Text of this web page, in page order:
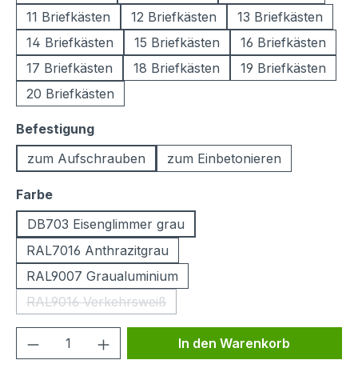
11 Briefkästen
12 Briefkästen
13 Briefkästen
14 Briefkästen
15 Briefkästen
16 Briefkästen
17 Briefkästen
18 Briefkästen
19 Briefkästen
20 Briefkästen
Befestigungauswählen
zum Aufschrauben
zum Einbetonieren
Farbeauswählen
DB703 Eisenglimmer grau
RAL7016 Anthrazitgrau
RAL9007 Graualuminium
RAL9016 Verkehrsweiß
(Diese Option ist zurzeit nicht verfügbar.)
Produkt Anzahl: Gib denIn den Warenkorb